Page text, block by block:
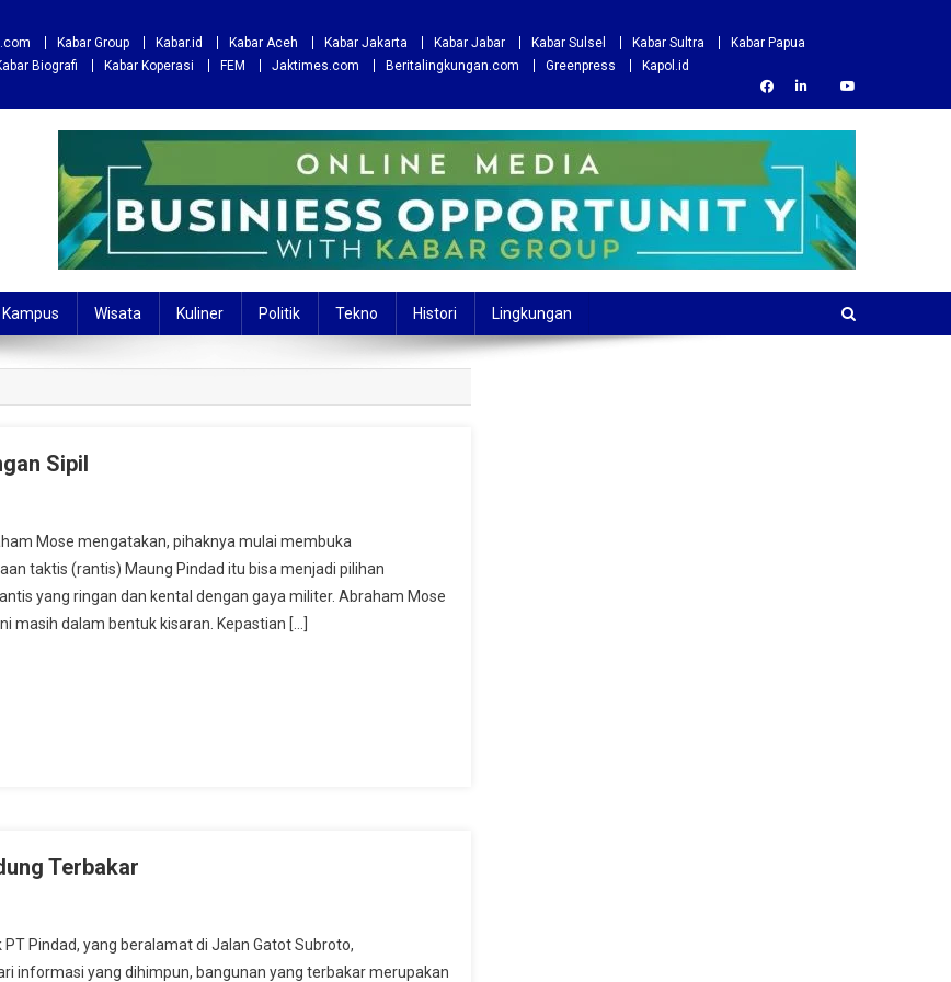
Kabar Group Kabar.id Kabar Aceh Kabar Jakarta Kabar Jabar Kabar Sulsel Kabar Sultra
Kabar Papua
Biografi Kabar Koperasi FEM Jaktimes.com Beritalingkungan.com Greenpress Kapol.id
Kampus Wisata Kuliner Politik Tekno Histori Lingkungan
Sipil
Mose mengatakan, pihaknya mulai membuka
taktis (rantis) Maung Pindad itu bisa menjadi pilihan
yang ringan dan kental dengan gaya militer. Abraham Mose
masih dalam bentuk kisaran. Kepastian […]
Terbakar
Pindad, yang beralamat di Jalan Gatot Subroto,
informasi yang dihimpun, bangunan yang terbakar merupakan